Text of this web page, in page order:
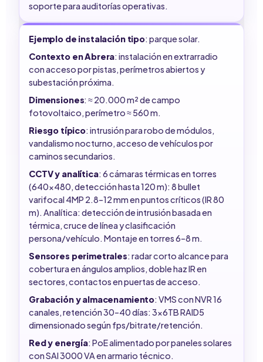
soporte para auditorías operativas.
Ejemplo de instalación tipo: parque solar.
Contexto en Abrera: instalación en extrarradio
con acceso por pistas, perímetros abiertos y
subestación próxima.
Dimensiones: ≈ 20.000 m² de campo
fotovoltaico, perímetro ≈ 560 m.
Riesgo típico: intrusión para robo de módulos,
vandalismo nocturno, acceso de vehículos por
caminos secundarios.
CCTV y analítica: 6 cámaras térmicas en torres
(640×480, detección hasta 120 m): 8 bullet
varifocal 4MP 2.8–12 mm en puntos críticos (IR 80
m). Analítica: detección de intrusión basada en
térmica, cruce de línea y clasificación
persona/vehículo. Montaje en torres 6–8 m.
Sensores perimetrales: radar corto alcance para
cobertura en ángulos amplios, doble haz IR en
sectores, contactos en puertas de acceso.
Grabación y almacenamiento: VMS con NVR 16
canales, retención 30–40 días: 3x6TB RAID5
dimensionado según fps/bitrate/retención.
Red y energía: PoE alimentado por paneles solares
con SAI 3000 VA en armario técnico.